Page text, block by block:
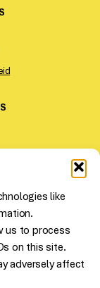
like
us to process
on this site.
adversely affect